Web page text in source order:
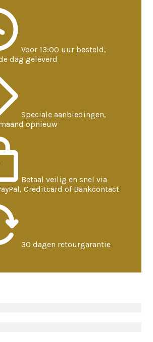
Voor 13:00 uur besteld,
dag geleverd
Speciale aanbiedingen,
opnieuw
Betaal veilig en snel via
Creditcard of Bankcontact
30 dagen retourgarantie